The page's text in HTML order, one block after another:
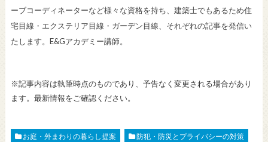
ーブコーディネーターなど様々な資格を持ち、建築士でもあるため住
宅目線・エクステリア目線・ガーデン目線、それぞれの記事を発信い
たします。E&Gアカデミー講師。
※記事内容は執筆時点のものであり、予告なく変更される場合があり
ます。最新情報をご確認ください。
お庭・外まわりの暮らし提案
防犯・防災とプライバシーの対策